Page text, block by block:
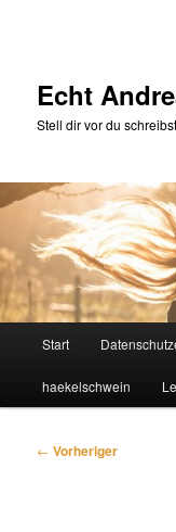
Echt
Stell dir vor du
Start
haekelschwein
Beitragsnavigation
← Vorheriger